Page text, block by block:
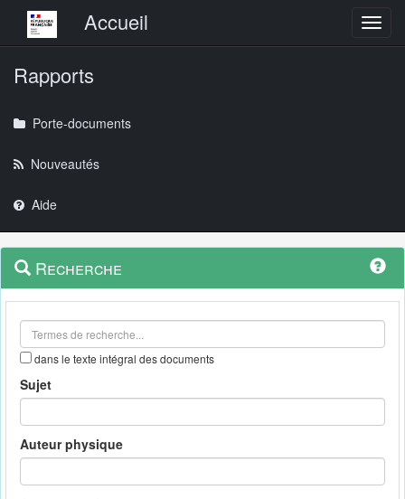
Menu principalAccueil
Rapports
Porte-documents
Nouveautés
Aide
Navigation
outils
Menu
contextuel
Recherche
dans le texte intégral des documents
Sujet
Auteur physique